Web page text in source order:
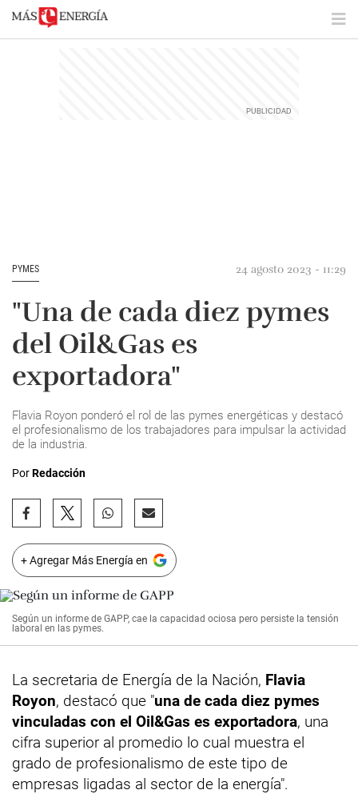
PYMES 24 agosto 2023 - 11:29
"Una de cada diez pymes
del Oil&Gas es
exportadora"
Flavia Royon ponderó el rol de las pymes energéticas y destacó
el profesionalismo de los trabajadores para impulsar la actividad
de la industria.
PorRedacción
+ Agregar Más Energía en
Según un informe de GAPP, cae la capacidad ociosa pero persiste la tensión
laboral en las pymes.
La secretaria de Energía de la Nación, Flavia
Royon, destacó que "una de cada diez pymes
vinculadas con el Oil&Gas es exportadora, una
cifra superior al promedio lo cual muestra el
grado de profesionalismo de este tipo de
empresas ligadas al sector de la energía".